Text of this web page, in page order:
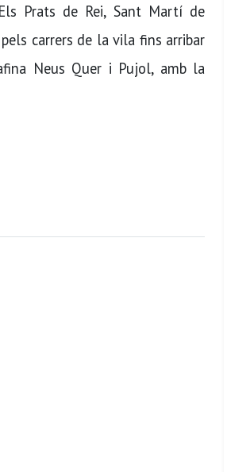
Prats de Rei, Sant Martí de
carrers de la vila fins arribar
Neus Quer i Pujol, amb la